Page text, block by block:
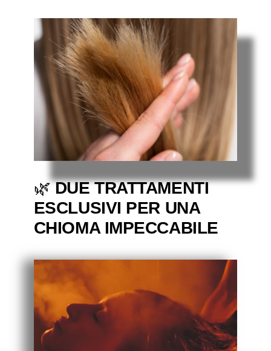
🌿DUE TRATTAMENTI
ESCLUSIVI PER UNA
CHIOMA IMPECCABILE